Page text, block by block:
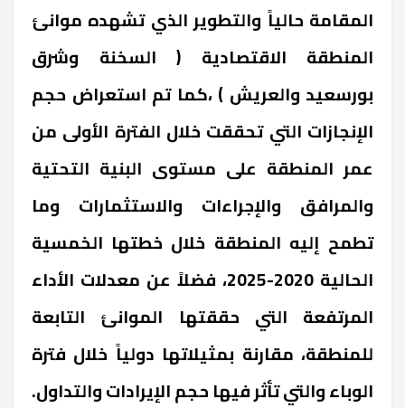
المقامة حالياً والتطوير الذي تشهده موانئ
المنطقة الاقتصادية ( السخنة وشرق
بورسعيد والعريش ) ،كما تم استعراض حجم
الإنجازات التي تحققت خلال الفترة الأولى من
عمر المنطقة على مستوى البنية التحتية
والمرافق والإجراءات والاستثمارات وما
تطمح إليه المنطقة خلال خطتها الخمسية
الحالية 2020-2025، فضلاً عن معدلات الأداء
المرتفعة التي حققتها الموانئ التابعة
للمنطقة، مقارنة بمثيلاتها دولياً خلال فترة
الوباء والتي تأثر فيها حجم الإيرادات والتداول.